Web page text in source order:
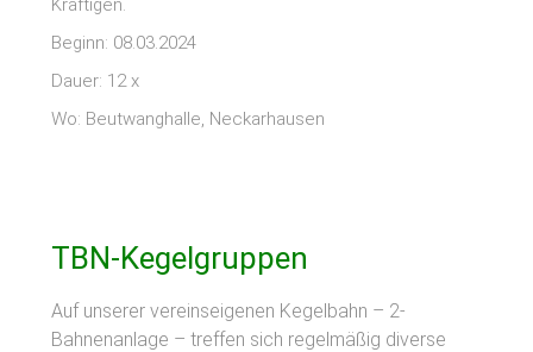
Kräftigen.
Beginn: 08.03.2024
Dauer: 12 x
Wo: Beutwanghalle, Neckarhausen
TBN-Kegelgruppen
Auf unserer vereinseigenen Kegelbahn – 2-
Bahnenanlage – treffen sich regelmäßig diverse